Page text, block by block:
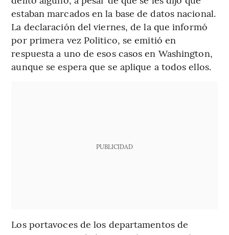
estaban marcados en la base de datos nacional.
La declaración del viernes, de la que informó
por primera vez Politico, se emitió en
respuesta a uno de esos casos en Washington,
aunque se espera que se aplique a todos ellos.
PUBLICIDAD
Los portavoces de los departamentos de